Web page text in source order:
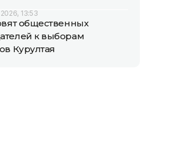
13:53
общественных
к выборам
Курултая